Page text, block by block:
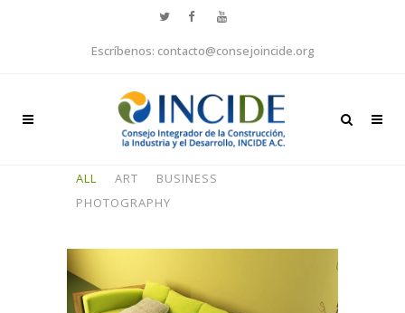
Escríbenos: contacto@consejoincide.org
ALL ART
BUSINESS
PHOTOGRAPHY